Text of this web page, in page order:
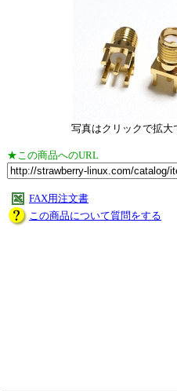
写真はクリックで拡大
★この商品へのURL
FAX用注文書
この商品について質問をする